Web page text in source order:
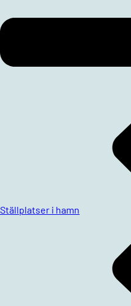
Ställplatser i hamn